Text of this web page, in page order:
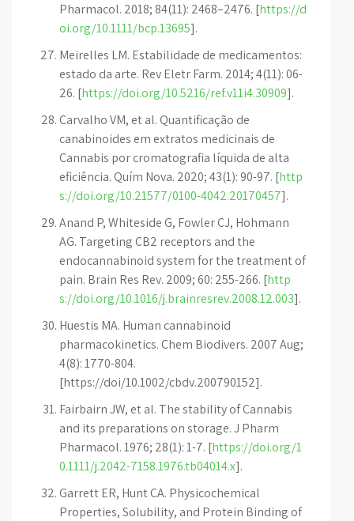
Pharmacol. 2018; 84(11): 2468–2476. [https://d
oi.org/10.1111/bcp.13695].
Meirelles LM. Estabilidade de medicamentos:
estado da arte. Rev Eletr Farm. 2014; 4(11): 06-
26. [https://doi.org/10.5216/ref.v11i4.30909].
Carvalho VM, et al. Quantificação de
canabinoides em extratos medicinais de
Cannabis por cromatografia líquida de alta
eficiência. Quím Nova. 2020; 43(1): 90-97. [http
s://doi.org/10.21577/0100-4042.20170457].
Anand P, Whiteside G, Fowler CJ, Hohmann
AG. Targeting CB2 receptors and the
endocannabinoid system for the treatment of
pain. Brain Res Rev. 2009; 60: 255-266. [http
s://doi.org/10.1016/j.brainresrev.2008.12.003].
Huestis MA. Human cannabinoid
pharmacokinetics. Chem Biodivers. 2007 Aug;
4(8): 1770-804.
[https://doi/10.1002/cbdv.200790152].
Fairbairn JW, et al. The stability of Cannabis
and its preparations on storage. J Pharm
Pharmacol. 1976; 28(1): 1-7. [https://doi.org/1
0.1111/j.2042-7158.1976.tb04014.x].
Garrett ER, Hunt CA. Physicochemical
Properties, Solubility, and Protein Binding of